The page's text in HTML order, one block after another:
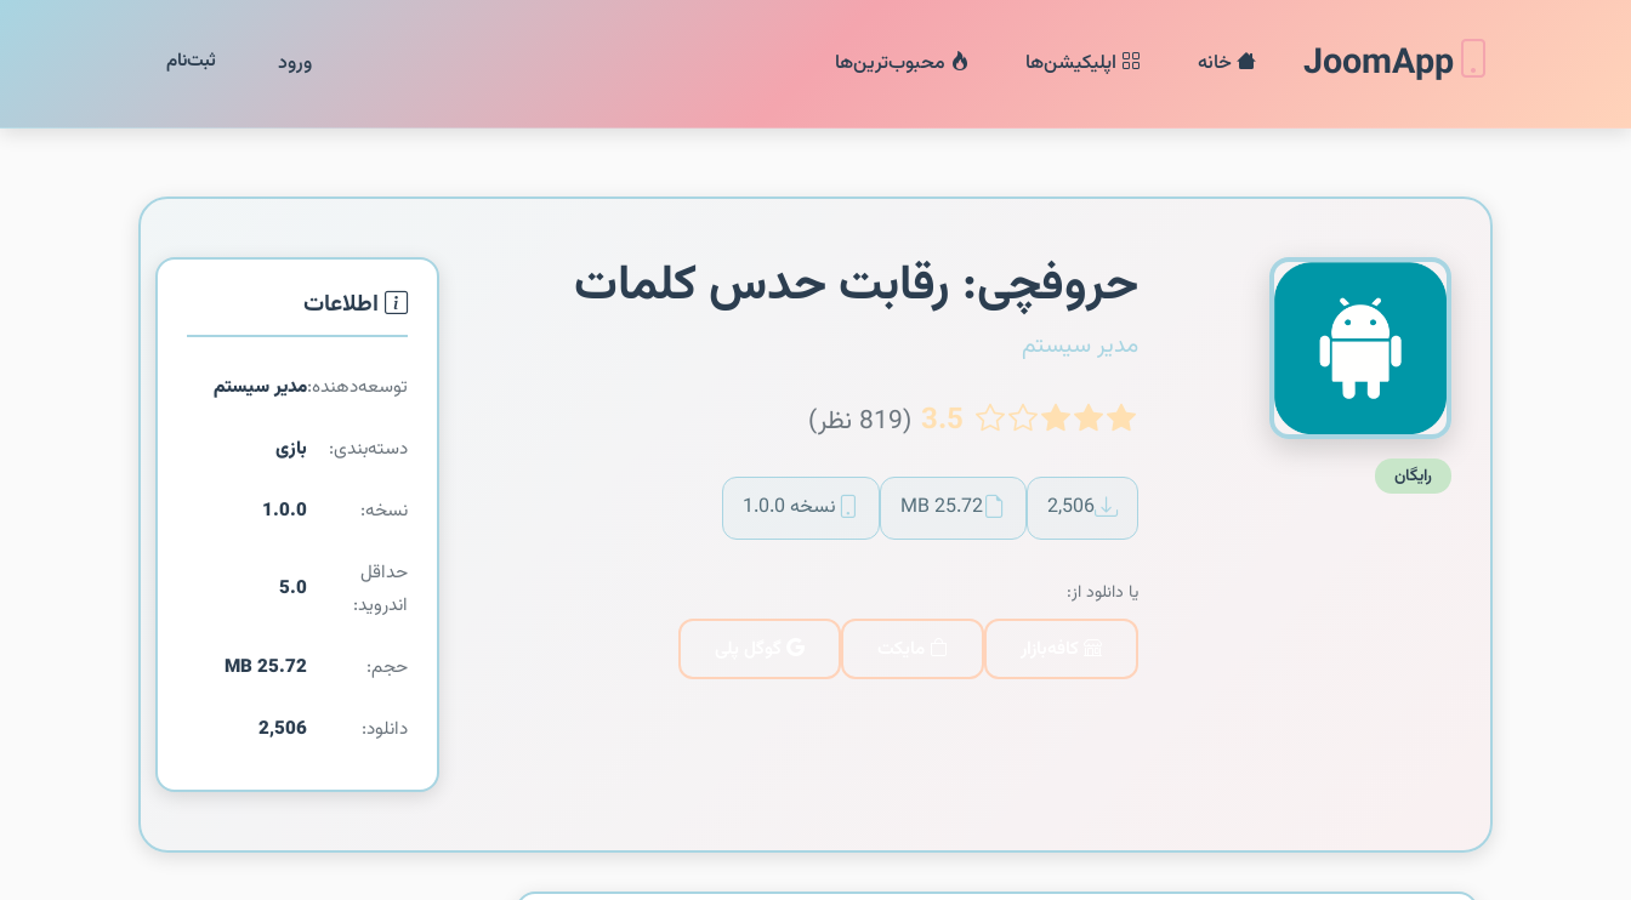
JoomApp خانه اپلیکیشن‌ها محبوب‌ترین‌ها ورود ثبت‌نام
رایگان
حروفچی: رقابت حدس کلمات
مدیر سیستم
3.5 (819 نظر)
2,506
25.72 MB نسخه 1.0.0
یا دانلود از:
اطلاعات
توسعه‌دهنده:مدیر سیستم
دسته‌بندی: بازی
نسخه: 1.0.0
حداقل
اندروید:
5.0
حجم: 25.72 MB
دانلود: 2,506